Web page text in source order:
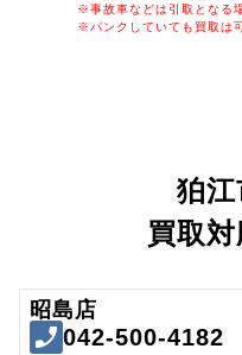
※事故車などは引取となる
※パンクしていても買取は
狛
買取
昭島店
042-500-4182